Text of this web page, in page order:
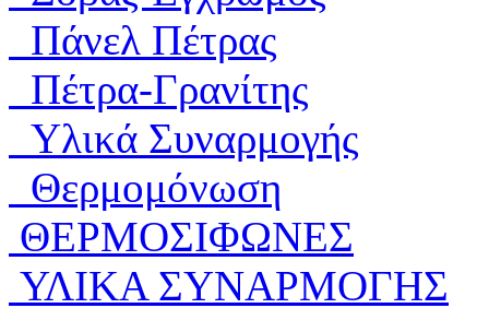
Πάνελ Πέτρας
Πέτρα-Γρανίτης
Υλικά Συναρμογής
Θερμομόνωση
ΘΕΡΜΟΣΙΦΩΝΕΣ
ΥΛΙΚΑ ΣΥΝΑΡΜΟΓΗΣ